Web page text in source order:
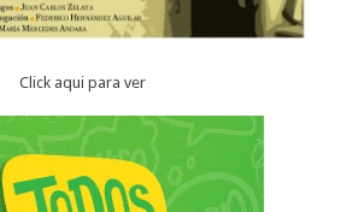
Click aqui para ver